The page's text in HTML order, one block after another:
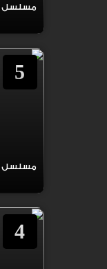
مسلسل
5
مسلسل
4